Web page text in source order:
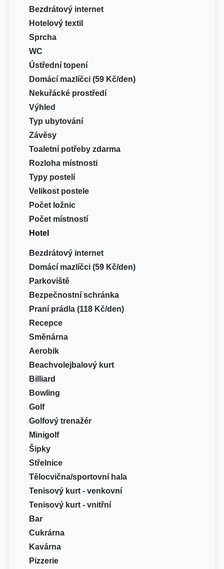
Bezdrátový internet
Hotelový textil
Sprcha
WC
Ústřední topení
Domácí mazlíčci (59 Kč/den)
Nekuřácké prostředí
Výhled
Typ ubytování
Závěsy
Toaletní potřeby zdarma
Rozloha místnosti
Typy postelí
Velikost postele
Počet ložnic
Počet místností
Hotel
Bezdrátový internet
Domácí mazlíčci (59 Kč/den)
Parkoviště
Bezpečnostní schránka
Praní prádla (118 Kč/den)
Recepce
Směnárna
Aerobik
Beachvolejbalový kurt
Billiard
Bowling
Golf
Golfový trenažér
Minigolf
Šipky
Střelnice
Tělocvična/sportovní hala
Tenisový kurt - venkovní
Tenisový kurt - vnitřní
Bar
Cukrárna
Kavárna
Pizzerie